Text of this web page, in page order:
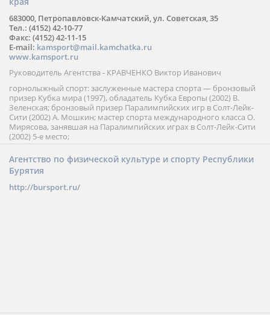
683000, Петропавловск-Камчатский, ул. Советская, 35
Тел.: (4152) 42-10-77
Факс: (4152) 42-11-15
E-mail: kamsport@mail.kamchatka.ru
www.kamsport.ru
Руководитель Агентства - КРАВЧЕНКО Виктор Иванович
горнолыжный спорт: заслуженные мастера спорта — бронзовый
призер Кубка мира (1997), обладатель Кубка Европы (2002) В.
Зеленская; бронзовый призер Паралимпийских игр в Солт-Лейк-
Сити (2002) А. Мошкин; мастер спорта международного класса О.
Мирясова, занявшая на Паралимпийских играх в Солт-Лейк-Сити
(2002) 5-е место;
Агентство по физической культуре и спорту Республики
Бурятия
http://bursport.ru/